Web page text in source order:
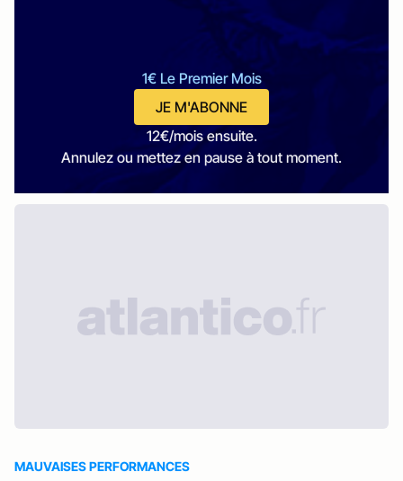
1€ Le Premier Mois
JE M'ABONNE
12€/mois ensuite.
Annulez ou mettez en pause à tout moment.
MAUVAISES PERFORMANCES